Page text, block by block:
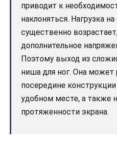
приводит к
наклоняться. Нагрузка
существенно
дополнительное
Поэтому выход из
ниша для ног. Она может
посередине
удобном месте, а также
протяженности экрана.